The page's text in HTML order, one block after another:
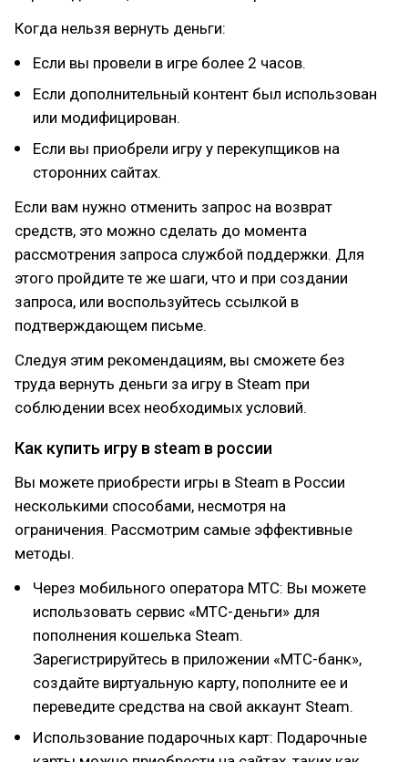
Когда нельзя вернуть деньги:
Если вы провели в игре более 2 часов.
Если дополнительный контент был использован
или модифицирован.
Если вы приобрели игру у перекупщиков на
сторонних сайтах.
Если вам нужно отменить запрос на возврат
средств, это можно сделать до момента
рассмотрения запроса службой поддержки. Для
этого пройдите те же шаги, что и при создании
запроса, или воспользуйтесь ссылкой в
подтверждающем письме.
Следуя этим рекомендациям, вы сможете без
труда вернуть деньги за игру в Steam при
соблюдении всех необходимых условий.
Как купить игру в steam в россии
Вы можете приобрести игры в Steam в России
несколькими способами, несмотря на
ограничения. Рассмотрим самые эффективные
методы.
Через мобильного оператора МТС: Вы можете
использовать сервис «МТС-деньги» для
пополнения кошелька Steam.
Зарегистрируйтесь в приложении «МТС-банк»,
создайте виртуальную карту, пополните ее и
переведите средства на свой аккаунт Steam.
Использование подарочных карт: Подарочные